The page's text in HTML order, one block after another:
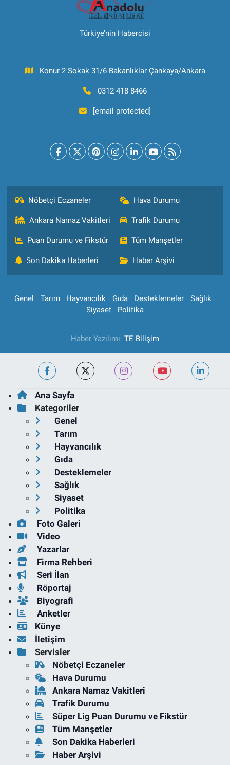
Türkiye’nin Habercisi
Konur 2 Sokak 31/6 Bakanlıklar Çankaya/Ankara
0312 418 8466
[email protected]
Nöbetçi Eczaneler Hava Durumu
Ankara Namaz Vakitleri Trafik Durumu
Puan Durumu ve Fikstür Tüm Manşetler
Son Dakika Haberleri Haber Arşivi
Genel Tarım Hayvancılık Gıda Desteklemeler
Sağlık
Siyaset
Politika
Haber Yazılımı: TE Bilişim
Ana Sayfa
Kategoriler
Genel
Tarım
Hayvancılık
Gıda
Desteklemeler
Sağlık
Siyaset
Politika
Foto Galeri
Video
Yazarlar
Firma Rehberi
Seri İlan
Röportaj
Biyografi
Anketler
Künye
İletişim
Servisler
Nöbetçi Eczaneler
Hava Durumu
Ankara Namaz Vakitleri
Trafik Durumu
Süper Lig Puan Durumu ve Fikstür
Tüm Manşetler
Son Dakika Haberleri
Haber Arşivi